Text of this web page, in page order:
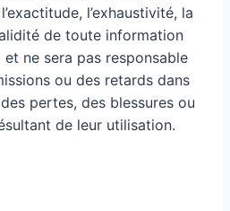
l’exhaustivité, la
de toute information
ne sera pas responsable
ou des retards dans
pertes, des blessures ou
de leur utilisation.